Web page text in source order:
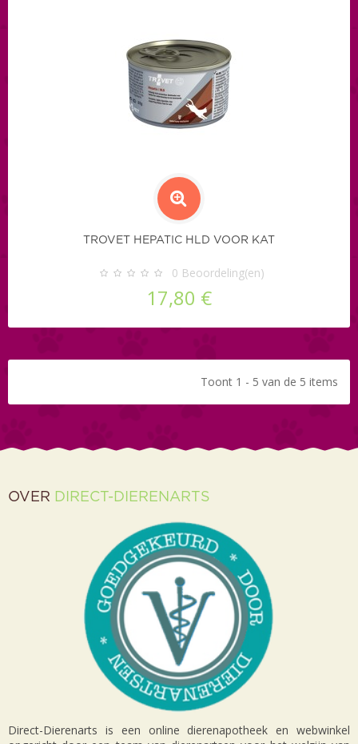
TROVET HEPATIC HLD VOOR KAT
0 Beoordeling(en)
17,80 €
Toont 1 - 5 van de 5 items
OVER DIRECT-DIERENARTS
Direct-Dierenarts is een online dierenapotheek en webwinkel